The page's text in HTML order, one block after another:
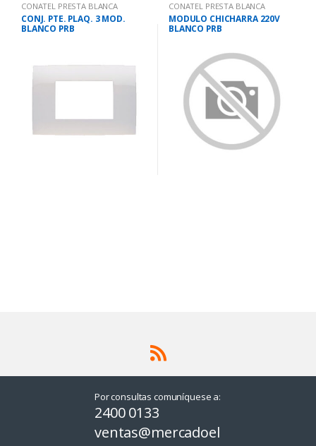
CONATEL PRESTA BLANCA
CONJ. PTE. PLAQ. 3 MOD.
BLANCO PRB
CONATEL PRESTA BLANCA
MODULO CHICHARRA 220V
BLANCO PRB
Por consultas comuníquese a:
2400 0133
ventas@mercadoel